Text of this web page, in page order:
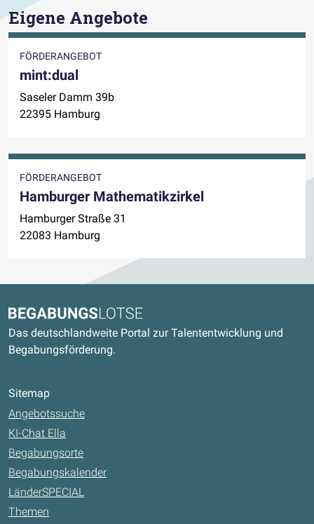
Eigene Angebote
FÖRDERANGEBOT
mint:dual
Saseler Damm 39b
22395 Hamburg
FÖRDERANGEBOT
Hamburger Mathematikzirkel
Hamburger Straße 31
22083 Hamburg
Begabungslotse
Das deutschlandweite Portal zur Talententwicklung und
Begabungsförderung.
Sitemap
Angebotssuche
KI-Chat Ella
Begabungsorte
Begabungskalender
LänderSPECIAL
Themen